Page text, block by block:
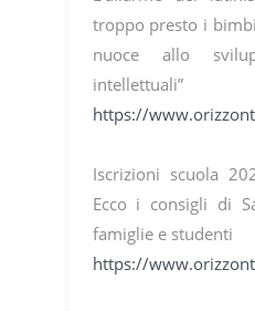
troppo presto i
nuoce allo
intellettuali”
https://
Iscrizioni scuola
Ecco i consigli di
famiglie e studenti
https://